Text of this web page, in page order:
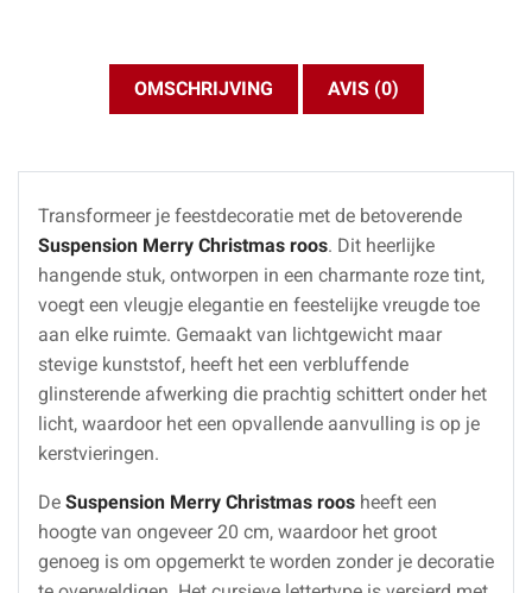
OMSCHRIJVING AVIS (0)
Transformeer je feestdecoratie met de betoverende
Suspension Merry Christmas roos. Dit heerlijke
hangende stuk, ontworpen in een charmante roze tint,
voegt een vleugje elegantie en feestelijke vreugde toe
aan elke ruimte. Gemaakt van lichtgewicht maar
stevige kunststof, heeft het een verbluffende
glinsterende afwerking die prachtig schittert onder het
licht, waardoor het een opvallende aanvulling is op je
kerstvieringen.
De Suspension Merry Christmas roos heeft een
hoogte van ongeveer 20 cm, waardoor het groot
genoeg is om opgemerkt te worden zonder je decoratie